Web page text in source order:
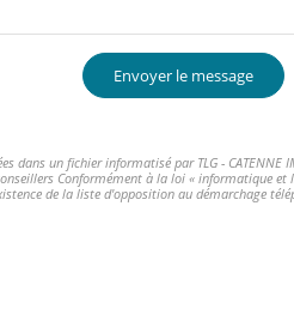
Envoyer le message
dans un fichier informatisé par TLG -
Conformément à la loi « informatique et
de la liste d'opposition au démarchage